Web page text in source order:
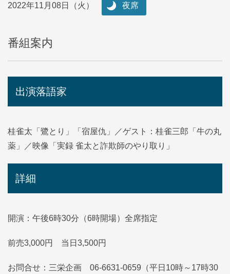
2022年11月08日（火） 夜席
番組案内
出演落語家
桂雀太「鷺とり」「宿屋仇」／ゲスト：桂雀三郎「牛の丸
薬」／映像「実録 雀太と詐欺師のやり取り」
詳細
開演：午後6時30分（6時開場）全席指定
前売3,000円 当日3,500円
お問合せ：三栄企画 06-6631-0659（平日10時～17時30